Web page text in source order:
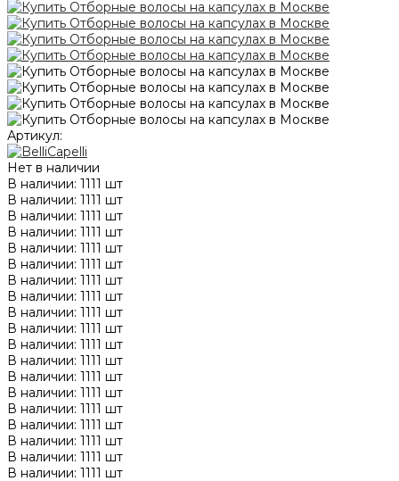
Артикул:
Нет в наличии
В наличии: 1111 шт
В наличии: 1111 шт
В наличии: 1111 шт
В наличии: 1111 шт
В наличии: 1111 шт
В наличии: 1111 шт
В наличии: 1111 шт
В наличии: 1111 шт
В наличии: 1111 шт
В наличии: 1111 шт
В наличии: 1111 шт
В наличии: 1111 шт
В наличии: 1111 шт
В наличии: 1111 шт
В наличии: 1111 шт
В наличии: 1111 шт
В наличии: 1111 шт
В наличии: 1111 шт
В наличии: 1111 шт